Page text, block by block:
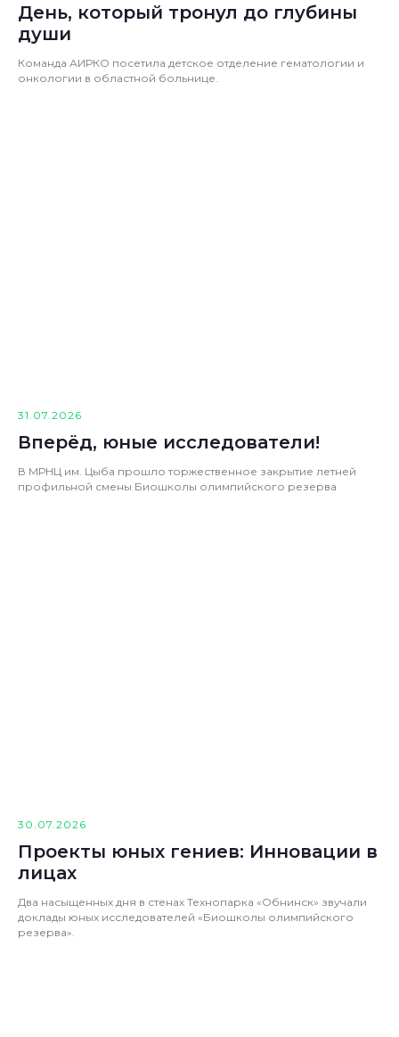
День, который тронул до глубины
души
Команда АИРКО посетила детское отделение гематологии и
онкологии в областной больнице.
31.07.2026
Вперёд, юные исследователи!
В МРНЦ им. Цыба прошло торжественное закрытие летней
профильной смены Биошколы олимпийского резерва
30.07.2026
Проекты юных гениев: Инновации в
лицах
Два насыщенных дня в стенах Технопарка «Обнинск» звучали
доклады юных исследователей «Биошколы олимпийского
резерва».